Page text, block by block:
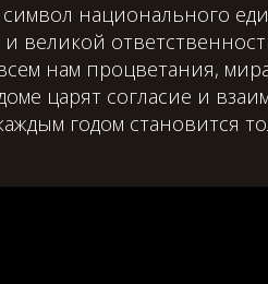
символ национального
великой
нам процветания,
царят согласие и
годом становится